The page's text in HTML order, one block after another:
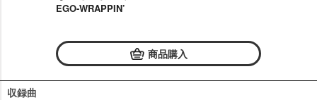
EGO-WRAPPIN’
商品購入
収録曲